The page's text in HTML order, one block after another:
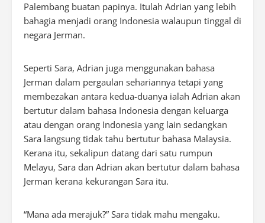
Palembang buatan papinya. Itulah Adrian yang lebih
bahagia menjadi orang Indonesia walaupun tinggal di
negara Jerman.
Seperti Sara, Adrian juga menggunakan bahasa
Jerman dalam pergaulan sehariannya tetapi yang
membezakan antara kedua-duanya ialah Adrian akan
bertutur dalam bahasa Indonesia dengan keluarga
atau dengan orang Indonesia yang lain sedangkan
Sara langsung tidak tahu bertutur bahasa Malaysia.
Kerana itu, sekalipun datang dari satu rumpun
Melayu, Sara dan Adrian akan bertutur dalam bahasa
Jerman kerana kekurangan Sara itu.
“Mana ada merajuk?” Sara tidak mahu mengaku.